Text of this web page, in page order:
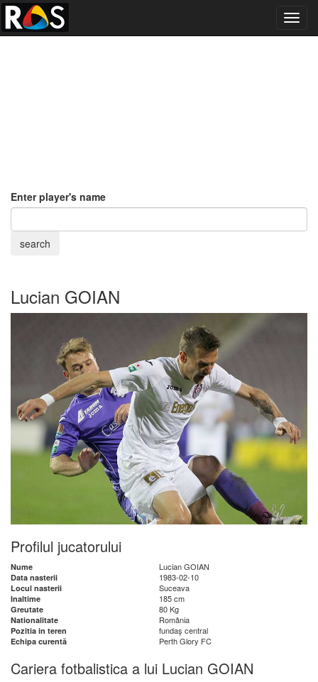
Enter player's name
Lucian GOIAN
Profilul jucatorului
Nume Lucian GOIAN
Data nasterii 1983-02-10
Locul nasterii Suceava
Inaltime 185 cm
Greutate 80 Kg
Nationalitate România
Pozitia in teren fundaş central
Echipa curentă Perth Glory FC
Cariera fotbalistica a lui Lucian GOIAN